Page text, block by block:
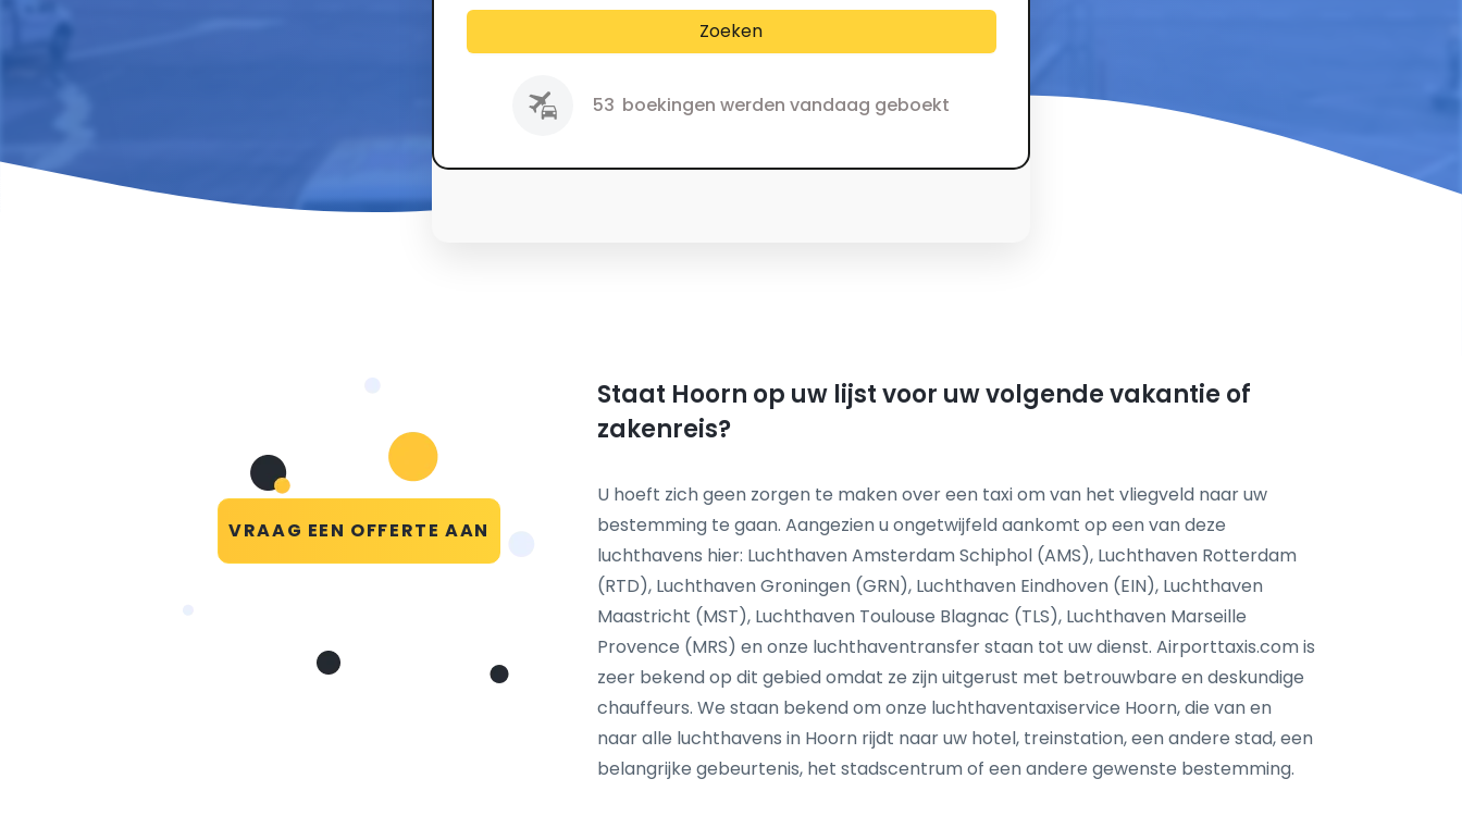
Zoeken
53 boekingen werden vandaag geboekt
VRAAG EEN OFFERTE AAN
Staat Hoorn op uw lijst voor uw volgende vakantie of
zakenreis?
U hoeft zich geen zorgen te maken over een taxi om van het vliegveld naar uw
bestemming te gaan. Aangezien u ongetwijfeld aankomt op een van deze
luchthavens hier: Luchthaven Amsterdam Schiphol (AMS), Luchthaven Rotterdam
(RTD), Luchthaven Groningen (GRN), Luchthaven Eindhoven (EIN), Luchthaven
Maastricht (MST), Luchthaven Toulouse Blagnac (TLS), Luchthaven Marseille
Provence (MRS) en onze luchthaventransfer staan tot uw dienst. Airporttaxis.com is
zeer bekend op dit gebied omdat ze zijn uitgerust met betrouwbare en deskundige
chauffeurs. We staan bekend om onze luchthaventaxiservice Hoorn, die van en
naar alle luchthavens in Hoorn rijdt naar uw hotel, treinstation, een andere stad, een
belangrijke gebeurtenis, het stadscentrum of een andere gewenste bestemming.